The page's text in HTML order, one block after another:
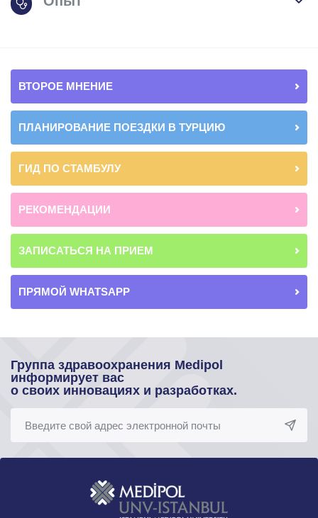
ВТОРОЕ МНЕНИЕ
ПЛАНИРОВАНИЕ ПОЕЗДКИ В ТУРЦИЮ
ГИД ПО СТАМБУЛУ
РЕКОМЕНДАЦИИ
ЗАПИСАТЬСЯ НА ПРИЕМ
ПРЯМОЙ WHATSAPP
Группа здравоохранения Medipol
информирует вас
о своих инновациях и разработках.